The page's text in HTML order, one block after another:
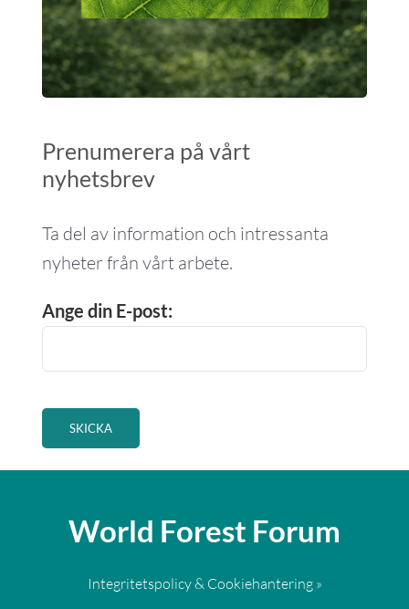
Prenumerera på vårt
nyhetsbrev
Ta del av information och intressanta
nyheter från vårt arbete.
Ange din E-post:
World Forest Forum
Integritetspolicy & Cookiehantering »